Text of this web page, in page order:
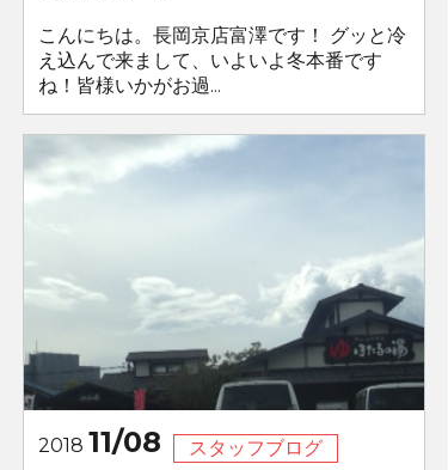
こんにちは。長岡京店富澤です！ グッと冷
え込んで来まして、いよいよ冬本番です
ね！皆様いかがお過...
2018 11/08
スタッフブログ